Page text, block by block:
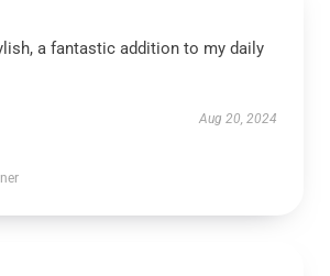
a fantastic addition to my daily
Aug 20, 2024